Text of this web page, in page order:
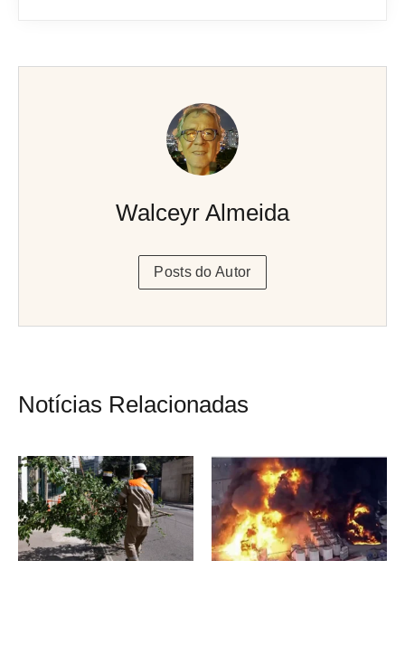
Walceyr Almeida
Posts do Autor
Notícias Relacionadas